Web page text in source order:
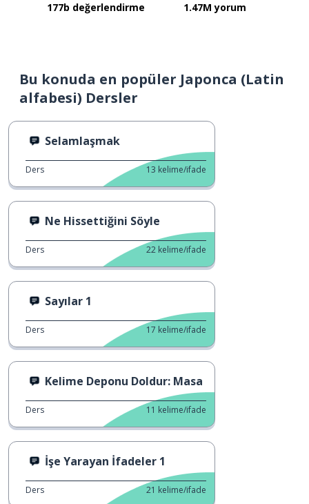
177b değerlendirme 1.47M yorum
Bu konuda en popüler Japonca (Latin
alfabesi) Dersler
Selamlaşmak
Ders 13 kelime/ifade
Ne Hissettiğini Söyle
Ders 22 kelime/ifade
Sayılar 1
Ders 17 kelime/ifade
Kelime Deponu Doldur: Masa
Ders 11 kelime/ifade
İşe Yarayan İfadeler 1
Ders 21 kelime/ifade